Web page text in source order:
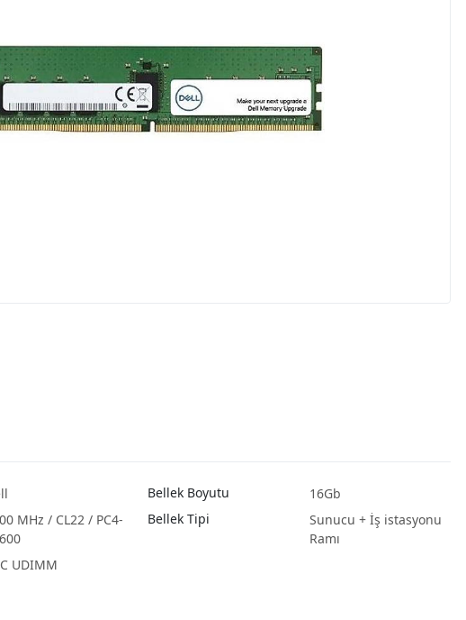
Bellek Boyutu
16Gb
MHz / CL22 / PC4-
Bellek Tipi
Sunucu + İş istasyonu
Ramı
UDIMM